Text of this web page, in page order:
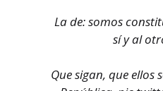
La de: somos
sí y al
Que sigan, que